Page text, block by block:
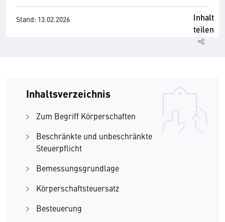
Stand: 13.02.2026
Inhalt
teilen
Inhaltsverzeichnis
Zum Begriff Körperschaften
Beschränkte und unbeschränkte
Steuerpflicht
Bemessungsgrundlage
Körperschaftsteuersatz
Besteuerung